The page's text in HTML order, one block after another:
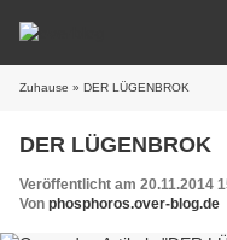
Zuhause » DER LÜGENBROK
DER LÜGENBROK
Veröffentlicht am 20.11.2014
Von phosphoros.over-blog.de